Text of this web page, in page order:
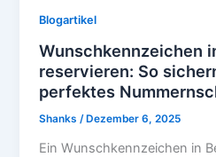
Blogartikel
Wunschkennzeichen
reservieren: So
perfektes
Shanks/ Dezember 6, 2025
Ein Wunschkennzeichen in